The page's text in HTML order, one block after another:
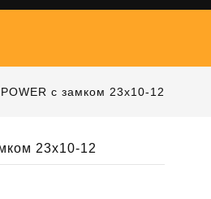
с замком 23x10-12
23x10-12